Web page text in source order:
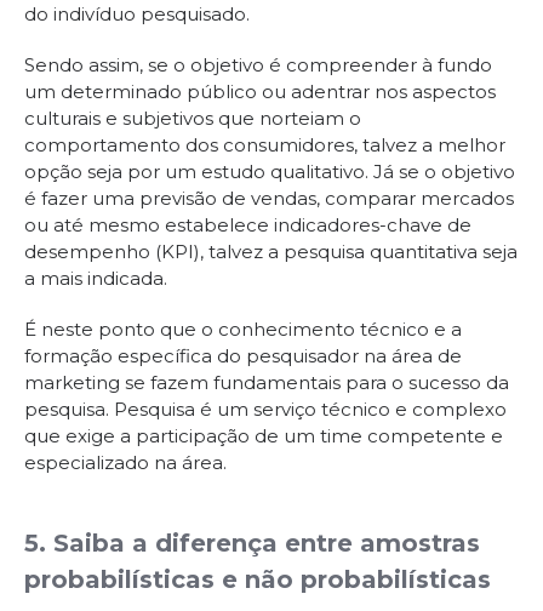
do indivíduo pesquisado.
Sendo assim, se o objetivo é compreender à fundo
um determinado público ou adentrar nos aspectos
culturais e subjetivos que norteiam o
comportamento dos consumidores, talvez a melhor
opção seja por um estudo qualitativo. Já se o objetivo
é fazer uma previsão de vendas, comparar mercados
ou até mesmo estabelece indicadores-chave de
desempenho (KPI), talvez a pesquisa quantitativa seja
a mais indicada.
É neste ponto que o conhecimento técnico e a
formação específica do pesquisador na área de
marketing se fazem fundamentais para o sucesso da
pesquisa. Pesquisa é um serviço técnico e complexo
que exige a participação de um time competente e
especializado na área.
5. Saiba a diferença entre amostras
probabilísticas e não probabilísticas